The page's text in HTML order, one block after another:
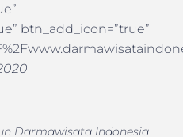
btn_add_icon=”true”
Darmawisata Indonesia